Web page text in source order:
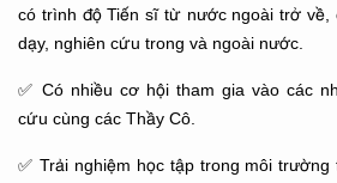
có trình độ Tiến sĩ từ nước ngoài trở về,
dạy, nghiên cứu trong và ngoài nước.
✅ Có nhiều cơ hội tham gia vào các
cứu cùng các Thầy Cô.
✅ Trải nghiệm học tập trong môi trường